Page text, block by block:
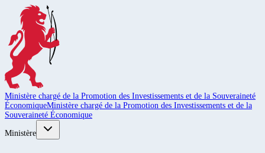
Ministère chargé de la Promotion des Investissements et de la Souveraineté
ÉconomiqueMinistère chargé de la Promotion des Investissements et de la
Souveraineté Économique
Ministère